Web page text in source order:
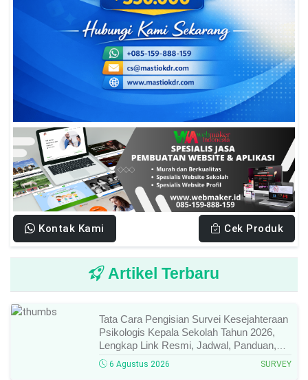
Kontak Kami Cek Produk
Artikel Terbaru
Tata Cara Pengisian Survei Kesejahteraan
Psikologis Kepala Sekolah Tahun 2026,
Lengkap Link Resmi, Jadwal, Panduan,
Dan Hal Yang Wajib Diperhatikan!
6 Agustus 2026 SURVEY